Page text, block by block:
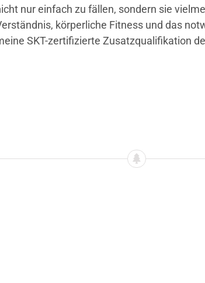
nur einfach zu fällen, sondern sie
körperliche Fitness und das
SKT-zertifizierte Zusatzqualifikation